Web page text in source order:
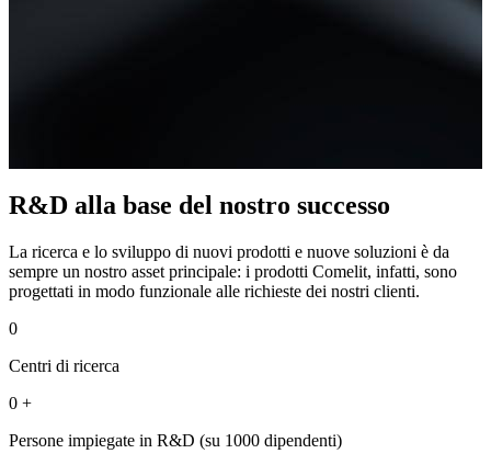
R&D alla base del nostro successo
La ricerca e lo sviluppo di nuovi prodotti e nuove soluzioni è da
sempre un nostro asset principale: i prodotti Comelit, infatti, sono
progettati in modo funzionale alle richieste dei nostri clienti.
0
Centri di ricerca
0 +
Persone impiegate in R&D (su 1000 dipendenti)